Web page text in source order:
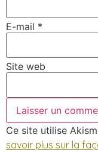
E-mail *
Site web
Ce site utilise
savoir plus sur la